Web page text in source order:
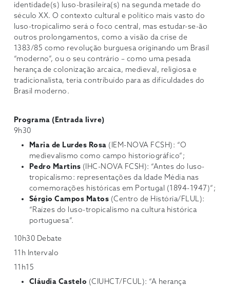
identidade(s) luso-brasileira(s) na segunda metade do
século XX. O contexto cultural e político mais vasto do
luso-tropicalimo será o foco central, mas estudar-se-ão
outros prolongamentos, como a visão da crise de
1383/85 como revolução burguesa originando um Brasil
“moderno”, ou o seu contrário – como uma pesada
herança de colonização arcaica, medieval, religiosa e
tradicionalista, teria contribuído para as dificuldades do
Brasil moderno.
Programa (Entrada livre)
9h30
Maria de Lurdes Rosa (IEM-NOVA FCSH): “O
medievalismo como campo historiográfico”;
Pedro Martins (IHC-NOVA FCSH): “Antes do luso-
tropicalismo: representações da Idade Média nas
comemorações históricas em Portugal (1894-1947)”;
Sérgio Campos Matos (Centro de História/FLUL):
“Raízes do luso-tropicalismo na cultura histórica
portuguesa”.
10h30 Debate
11h Intervalo
11h15
Cláudia Castelo (CIUHCT/FCUL): “A herança